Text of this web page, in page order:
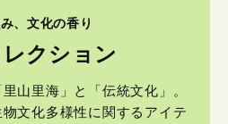
、文化の香り
クション
山里海」と「伝統文化」。
文化多様性に関するアイテ